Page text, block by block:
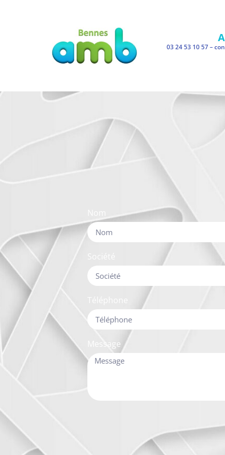
03 24 53 10 57 –
Message